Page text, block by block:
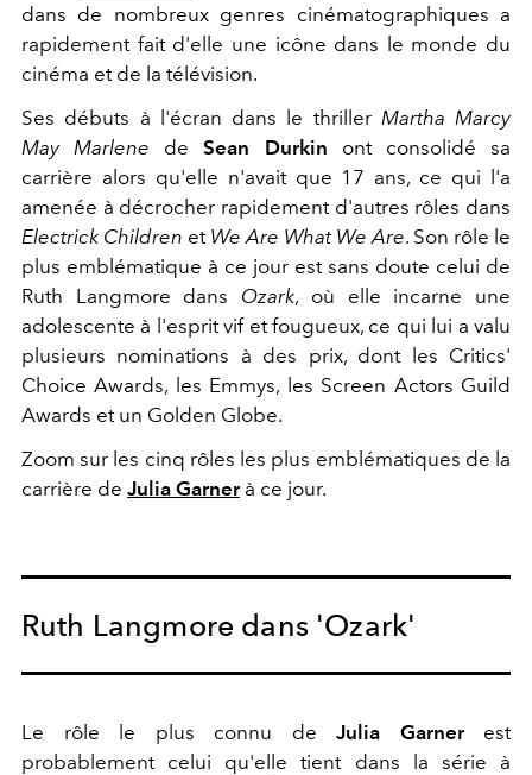
dans de nombreux genres cinématographiques a
rapidement fait d'elle une icône dans le monde du
cinéma et de la télévision.
Ses débuts à l'écran dans le thriller Martha Marcy
May Marlene deSean Durkin ont consolidé sa
carrière alors qu'elle n'avait que 17 ans, ce qui l'a
amenée à décrocher rapidement d'autres rôles dans
Electrick Children et We Are What We Are. Son rôle le
plus emblématique à ce jour est sans doute celui de
Ruth Langmore dans Ozark, où elle incarne une
adolescente à l'esprit vif et fougueux, ce qui lui a valu
plusieurs nominations à des prix, dont les Critics'
Choice Awards, les Emmys, les Screen Actors Guild
Awards et un Golden Globe.
Zoom sur les cinq rôles les plus emblématiques de la
carrière de Julia Garnerà ce jour.
Ruth Langmore dans 'Ozark'
Le rôle le plus connu de Julia Garner est
probablement celui qu'elle tient dans la série à